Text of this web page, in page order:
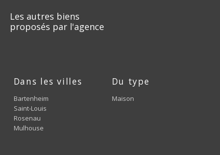
Les autres biens
proposés par l'agence
Dans les villes
Bartenheim
Saint-Louis
Rosenau
Mulhouse
Du type
Maison